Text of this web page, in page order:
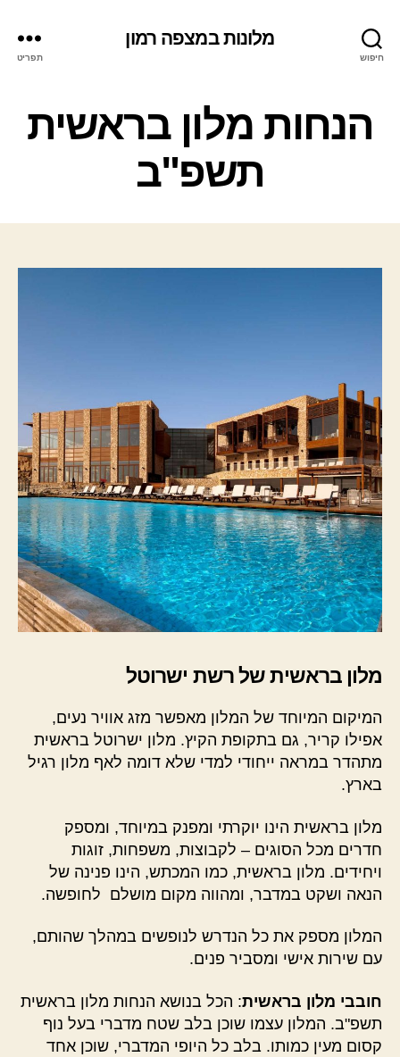
חיפוש
מלונות במצפה רמון
תפריט
ק
ו
ר
ו
הנחות מלון בראשית
תשפ"ב
מלון בראשית של רשת ישרוטל
המיקום המיוחד של המלון מאפשר מזג אוויר נעים,
אפילו קריר, גם בתקופת הקיץ. מלון ישרוטל בראשית
מתהדר במראה ייחודי למדי שלא דומה לאף מלון רגיל
בארץ.
מלון בראשית הינו יוקרתי ומפנק במיוחד, ומספק
חדרים מכל הסוגים – לקבוצות, משפחות, זוגות
ויחידים. מלון בראשית, כמו המכתש, הינו פנינה של
הנאה ושקט במדבר, ומהווה מקום מושלם לחופשה.
המלון מספק את כל הנדרש לנופשים במהלך שהותם,
עם שירות אישי ומסביר פנים.
חובבי מלון בראשית: הכל בנושא הנחות מלון בראשית
תשפ"ב. המלון עצמו שוכן בלב שטח מדברי בעל נוף
קסום מעין כמותו. בלב כל היופי המדברי, שוכן אחד